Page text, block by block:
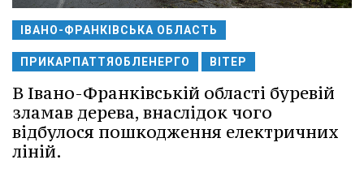
ІВАНО-ФРАНКІВСЬКА ОБЛАСТЬ
ПРИКАРПАТТЯОБЛЕНЕРГО ВІТЕР
В Івано-Франківській області буревій
зламав дерева, внаслідок чого
відбулося пошкодження електричних
ліній.